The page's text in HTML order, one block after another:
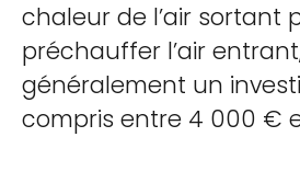
chaleur de l’air sortant
préchauffer l’air
généralement un
compris entre 4 000 €